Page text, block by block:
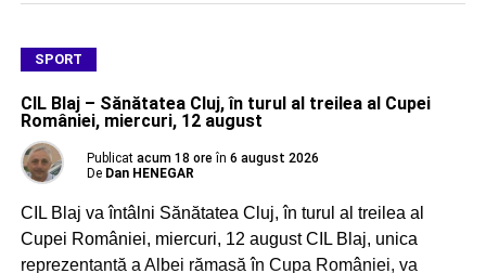
SPORT
CIL Blaj – Sănătatea Cluj, în turul al treilea al Cupei
României, miercuri, 12 august
Publicat acum 18 ore în 6 august 2026
De Dan HENEGAR
CIL Blaj va întâlni Sănătatea Cluj, în turul al treilea al
Cupei României, miercuri, 12 august CIL Blaj, unica
reprezentantă a Albei rămasă în Cupa României, va